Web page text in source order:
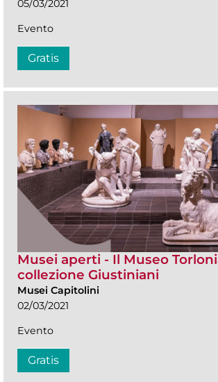
05/03/2021
Evento
Gratis
Musei aperti - Il Museo
collezione Giustiniani
Musei Capitolini
02/03/2021
Evento
Gratis